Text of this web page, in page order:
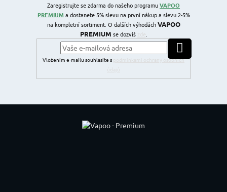
Zaregistrujte se zdarma do našeho programuVAPOO
PREMIUM a dostanete 5% slevu na první nákup a slevu 2-5%
na kompletní sortiment. O dalších výhodáchVAPOO
PREMIUM se dozvíš
Vložením e-mailu souhlasíte s
podmínkami ochrany osobních